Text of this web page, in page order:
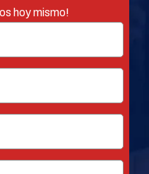
hoy mismo!